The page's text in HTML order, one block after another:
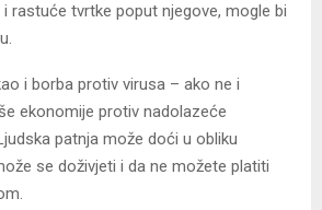
rastuće tvrtke poput njegove, mogle bi
i borba protiv virusa – ako ne i
ekonomije protiv nadolazeće
patnja može doći u obliku
se doživjeti i da ne možete platiti